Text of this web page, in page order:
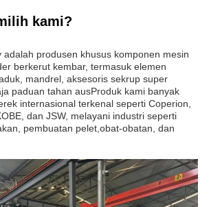
kami?
adalah produsen khusus komponen mesin
berkerut kembar, termasuk elemen
mandrel, aksesoris sekrup super
paduan tahan ausProduk kami banyak
internasional terkenal seperti Coperion,
dan JSW, melayani industri seperti
pembuatan pelet,obat-obatan, dan